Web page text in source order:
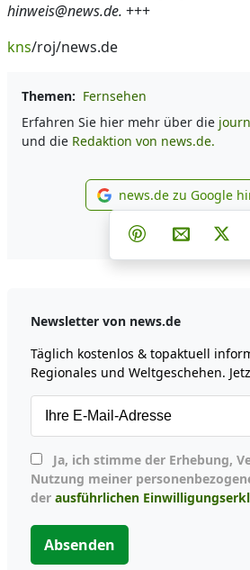
hinweis@news.de. +++
kns/roj/news.de
Themen: Fernsehen
Erfahren Sie hier mehr über die
und die Redaktion von news.de.
news.de zu Google
Teilen aufTeilen
Teilen auf
Per E-
Newsletter von news.de
Täglich kostenlos & topaktuell
Regionales und Weltgeschehen.
Nutzung meiner
der ausführlichen
Absenden